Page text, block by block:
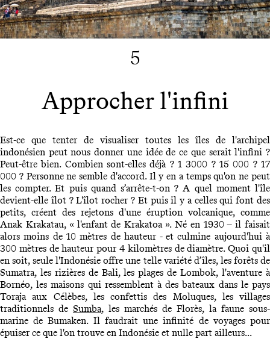
5
Approcher l'infini
Est-ce que tenter de visualiser toutes les îles de l'archipel
indonésien peut nous donner une idée de ce que serait l'infini ?
Peut-être bien. Combien sont-elles déjà ? 1 3000 ? 15 000 ? 17
000 ? Personne ne semble d'accord. Il y en a temps qu'on ne peut
les compter. Et puis quand s’arrête-t-on ? A quel moment l'île
devient-elle îlot ? L'îlot rocher ? Et puis il y a celles qui font des
petits, créent des rejetons d'une éruption volcanique, comme
Anak Krakatau, « l'enfant de Krakatoa ». Né en 1930 – il faisait
alors moins de 10 mètres de hauteur - et culmine aujourd'hui à
300 mètres de hauteur pour 4 kilomètres de diamètre. Quoi qu'il
en soit, seule l'Indonésie offre une telle variété d’îles, les forêts de
Sumatra, les rizières de Bali, les plages de Lombok, l'aventure à
Bornéo, les maisons qui ressemblent à des bateaux dans le pays
Toraja aux Célèbes, les confettis des Moluques, les villages
traditionnels de Sumba, les marchés de Florès, la faune sous-
marine de Bumaken. Il faudrait une infinité de voyages pour
épuiser ce que l'on trouve en Indonésie et nulle part ailleurs...